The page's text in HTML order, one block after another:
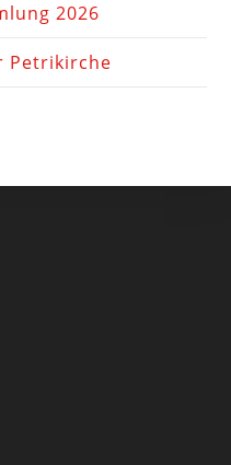
2026
Petrikirche